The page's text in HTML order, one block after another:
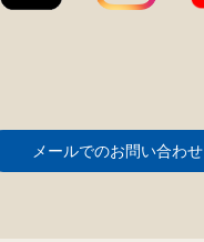
メールでのお問い合わせ